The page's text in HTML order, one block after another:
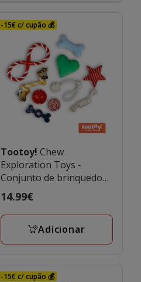
-15€ c/ cupão 💰
Tootoy! Chew
Exploration Toys -
Conjunto de brinquedos
para cachorros
Preço
14.99€
Adicionar
-15€ c/ cupão 💰